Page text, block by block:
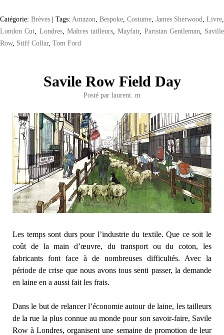
Catégorie: Brèves | Tags: Amazon, Bespoke, Costume, James Sherwood, Livre,
London Cut, Londres, Maîtres tailleurs,Mayfair, Parisian Gentleman, Saville
Row, Stiff Collar, Tom Ford
Savile Row Field Day
Posté par laurent. m
Les temps sont durs pour l’industrie du textile. Que ce soit le
coût de la main d’œuvre, du transport ou du coton, les
fabricants font face à de nombreuses difficultés. Avec la
période de crise que nous avons tous senti passer, la demande
en laine en a aussi fait les frais.
Dans le but de relancer l’économie autour de laine, les tailleurs
de la rue la plus connue au monde pour son savoir-faire, Savile
Row à Londres, organisent une semaine de promotion de leur